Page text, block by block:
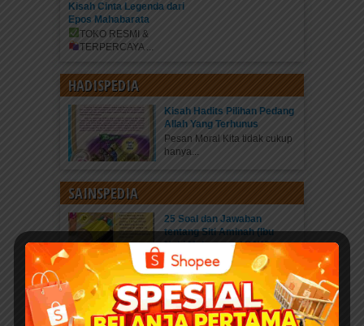
Kisah Cinta Legenda dari
Epos Mahabarata
TOKO RESMI &
TERPERCAYA ...
HADISPEDIA
Kisah Hadits Pilihan Pedang
Allah Yang Terhunus
Pesan Moral Kita tidak cukup
hanya...
SAINSPEDIA
25 Soal dan Jawaban
tentang Siti Aminah (Ibu
Nabi Muhammad SAW)
untuk Anak SD – Lengkap
dan Mudah Dipahami
SEDEKAH KLIK DI SINI
“Investasikan hartamu...